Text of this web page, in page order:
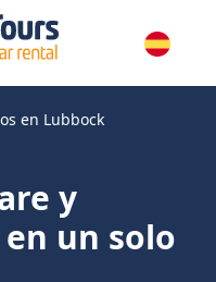
en Lubbock
y
un solo